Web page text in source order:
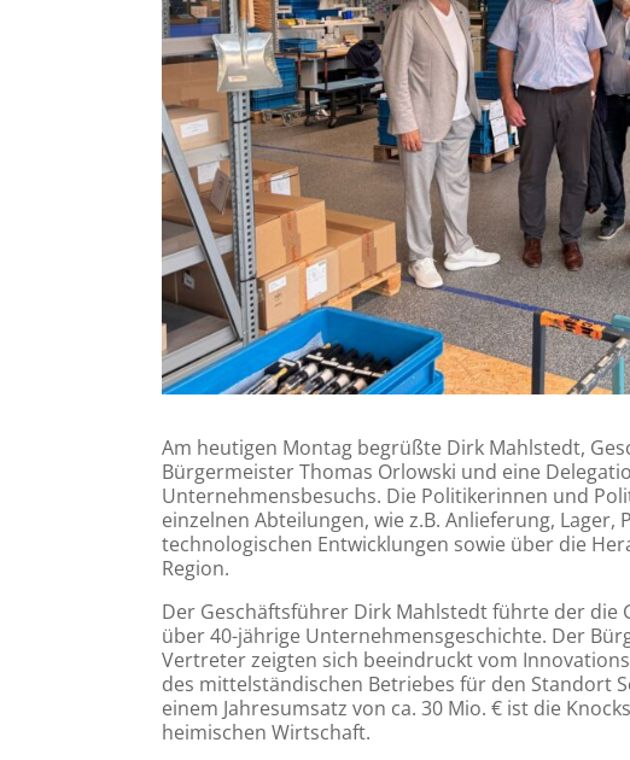
Am heutigen Montag begrüßte Dirk Mahlstedt,
Bürgermeister Thomas Orlowski und eine
Unternehmensbesuchs. Die Politikerinnen und
einzelnen Abteilungen, wie z.B. Anlieferung,
technologischen Entwicklungen sowie über die
Region.
Der Geschäftsführer Dirk Mahlstedt führte der die
über 40-jährige Unternehmensgeschichte. Der
Vertreter zeigten sich beeindruckt vom
des mittelständischen Betriebes für den Standort
einem Jahresumsatz von ca. 30 Mio. € ist die
heimischen Wirtschaft.